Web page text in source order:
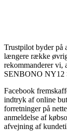
Trustpilot byder på
længere række
rekommanderer vi,
SENBONO NY12
Facebook
indtryk af online
forretninger på
anmeldelse af
afvejning af